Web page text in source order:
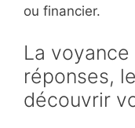
ou financier.
La
réponses,
découvrir